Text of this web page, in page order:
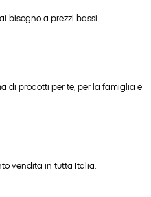
bisogno a prezzi bassi.
di prodotti per te, per la famiglia e
vendita in tutta Italia.